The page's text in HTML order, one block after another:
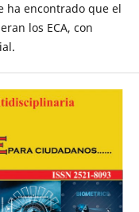
ha encontrado que el
los ECA, con